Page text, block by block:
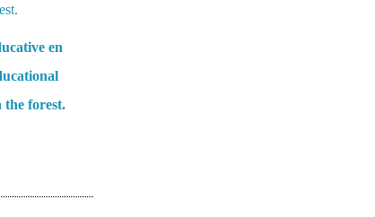
en
the forest.